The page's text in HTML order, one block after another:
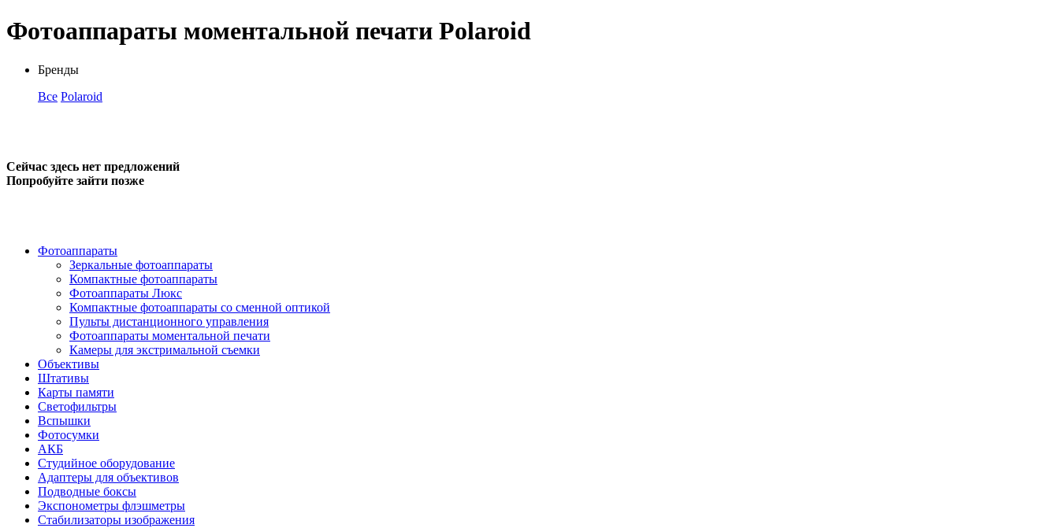
Фотоаппараты моментальной печати Polaroid
Бренды
Все Polaroid
Сейчас здесь нет предложений
Попробуйте зайти позже
Фотоаппараты
Зеркальные фотоаппараты
Компактные фотоаппараты
Фотоаппараты Люкс
Компактные фотоаппараты со сменной оптикой
Пульты дистанционного управления
Фотоаппараты моментальной печати
Камеры для экстримальной съемки
Объективы
Штативы
Карты памяти
Светофильтры
Вспышки
Фотосумки
АКБ
Студийное оборудование
Адаптеры для объективов
Подводные боксы
Экспонометры флэшметры
Стабилизаторы изображения